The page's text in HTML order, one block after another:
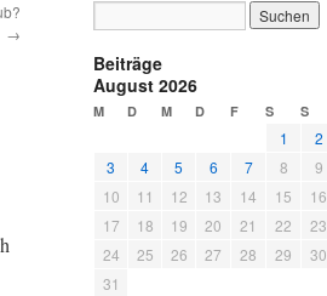
→
Beiträge
August 2026
M D M D F S S
1
2
3
4 5 6 7 8
9
10
11 12 13 14 15
16
17
18 19 20 21 22
23
24
25 26 27 28 29
30
31